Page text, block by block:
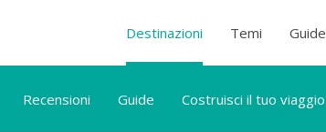
Destinazioni Temi Guide
Recensioni Guide Costruisci il tuo viaggio